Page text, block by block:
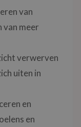
van
van meer
verwerven
uiten in
en
en